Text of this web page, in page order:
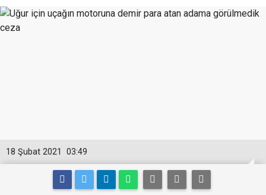
03:49
18 Şubat 2021